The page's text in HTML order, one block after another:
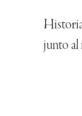
junto al